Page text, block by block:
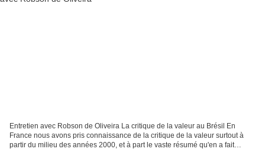
Entretien avec Robson de Oliveira La critique de la valeur au Brésil En
France nous avons pris connaissance de la critique de la valeur surtout à
partir du milieu des années 2000, et à part le vaste résumé qu'en a fait